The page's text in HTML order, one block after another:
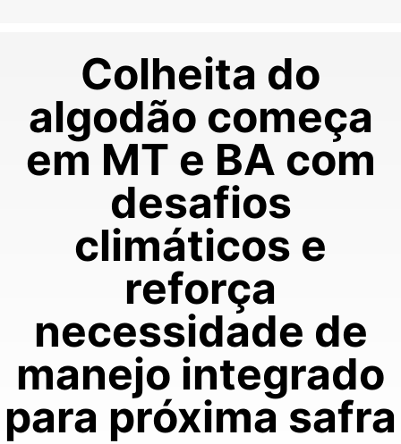
Colheita do
algodão começa
em MT e BA com
desafios
climáticos e
reforça
necessidade de
manejo integrado
para próxima safra